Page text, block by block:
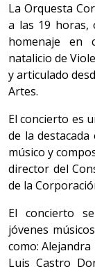
La Orquesta
a las 19 horas,
homenaje en
natalicio de
y articulado
Artes.
El concierto es
de la
músico y
director del
de la
El concierto
jóvenes
como:
Luis Castro